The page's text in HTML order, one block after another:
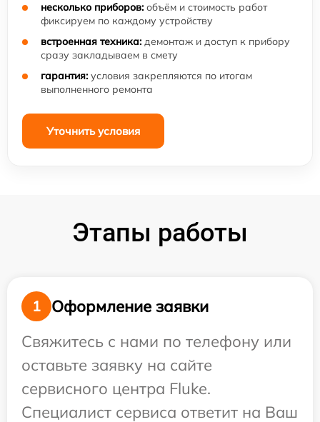
несколько приборов: объём и стоимость работ
фиксируем по каждому устройству
встроенная техника: демонтаж и доступ к прибору
сразу закладываем в смету
гарантия: условия закрепляются по итогам
выполненного ремонта
Уточнить условия
Этапы работы
1
Оформление заявки
Свяжитесь с нами по телефону или
оставьте заявку на сайте
сервисного центра Fluke.
Специалист сервиса ответит на Ваш